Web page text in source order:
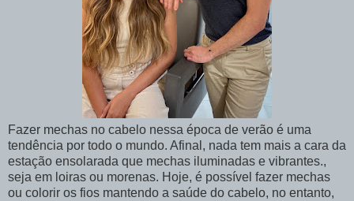
Fazer mechas no cabelo nessa época de verão é uma
tendência por todo o mundo. Afinal, nada tem mais a cara da
estação ensolarada que mechas iluminadas e vibrantes.,
seja em loiras ou morenas. Hoje, é possível fazer mechas
ou colorir os fios mantendo a saúde do cabelo, no entanto,